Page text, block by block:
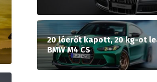
20 lóerőt kapott, 20 kg-ot
BMW M4 CS